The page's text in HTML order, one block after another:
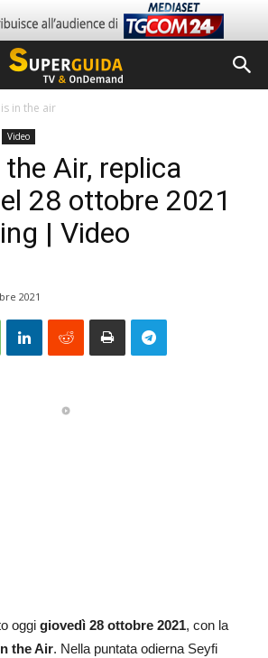
in the air
Video
Air, replica
28 ottobre 2021
| Video
2021
oggi giovedì 28 ottobre 2021, con la
the Air. Nella puntata odierna Seyfi